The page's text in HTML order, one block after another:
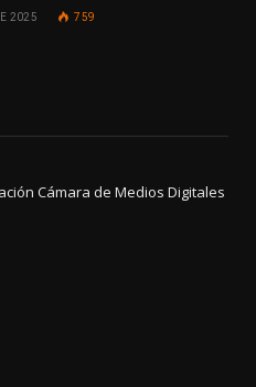
2025 759
Cámara de Medios Digitales